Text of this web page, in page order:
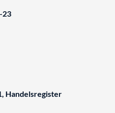
23
Handelsregister